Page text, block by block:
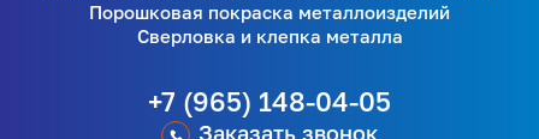
Порошковая покраска металлоизделий
Сверловка и клепка металла
+7 (965) 148-04-05
Заказать звонок